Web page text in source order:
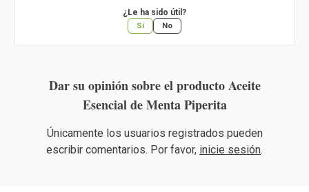
¿Le ha sido útil?
Sí No
Dar su opinión sobre el producto Aceite
Esencial de Menta Piperita
Únicamente los usuarios registrados pueden
escribir comentarios. Por favor, inicie sesión.